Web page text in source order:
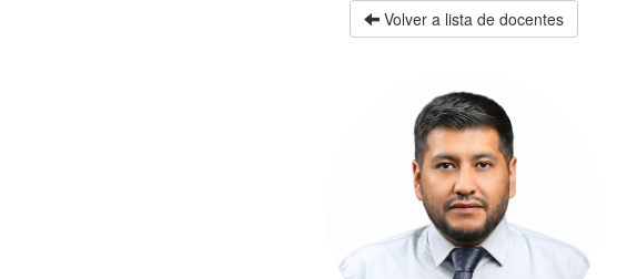
Volver a lista de docentes